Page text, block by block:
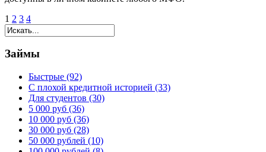
1 2 3 4
Займы
Быстрые (92)
С плохой кредитной историей (33)
Для студентов (30)
5 000 руб (36)
10 000 руб (36)
30 000 руб (28)
50 000 рублей (10)